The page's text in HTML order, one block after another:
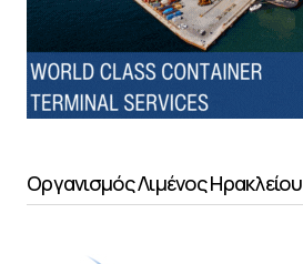
Οργανισμός Λιμένος Ηρακλείου